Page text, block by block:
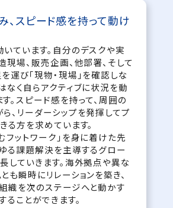
、スピード感を持って動け
ています。自分のデスクや実
現場、販売企画、他部署、そして
運び「現物・現場」を確認しな
なく自らアクティブに状況を動
。スピード感を持って、周囲の
、リーダーシップを発揮してプ
る方を求めています。
フットワーク」を身に着けた先
る課題解決を主導するグロー
していきます。海外拠点や異な
も瞬時にリレーションを築き、
織を次のステージへと動かす
ることができます。